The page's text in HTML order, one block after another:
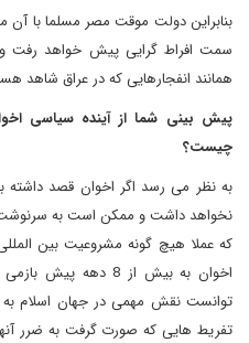
بنابراین دولت موقت مصر مسلما با آن
سمت افراط گرایی پیش خواهد رفت و
همانند انفجارهایی که در عراق شاهد
پیش بینی شما از آینده سیاسی
چیست؟
به نظر می رسد اگر اخوان قصد داشته
نخواهد داشت و ممکن است به سرنوشت
که عملا هیچ گونه مشروعیت بین
اخوان به بیش از 8
توانست نقش مهمی در جهان اسلام به
تفریط هایی که صورت گرفت به ضرر